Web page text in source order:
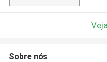
Sobre nós